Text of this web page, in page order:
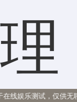
理
供无聊没事时消遣